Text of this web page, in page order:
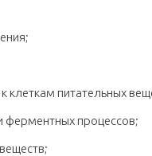
клеткам питательных
ферментных процессов;